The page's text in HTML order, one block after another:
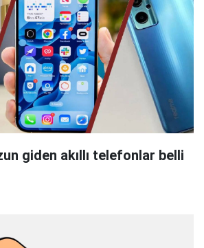
giden akıllı telefonlar belli